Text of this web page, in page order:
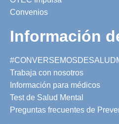
Convenios
Información
Trabaja con nosotros
Información para médicos
Test de Salud Mental
Preguntas frecuentes de